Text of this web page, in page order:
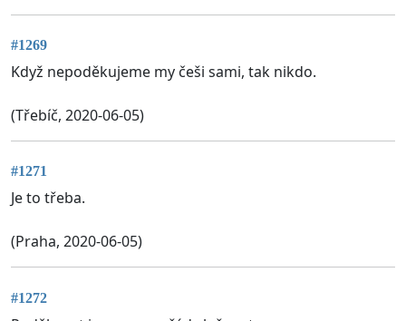
#1269
Když nepoděkujeme my češi sami, tak nikdo.
(Třebíč, 2020-06-05)
#1271
Je to třeba.
(Praha, 2020-06-05)
#1272